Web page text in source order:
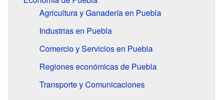
Agricultura y Ganadería en Puebla
Industrias en Puebla
Comercio y Servicios en Puebla
Regiones económicas de Puebla
Transporte y Comunicaciones